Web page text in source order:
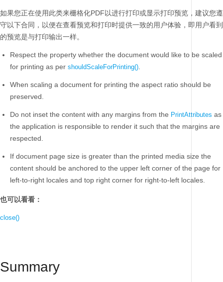
如果您正在使用此类来栅格化PDF以进行打印或显示打印预览，建议您遵
守以下合同，以便在查看预览和打印时提供一致的用户体验，即用户看到
的预览是与打印输出一样。
Respect the property whether the document would like to be scaled
for printing as per shouldScaleForPrinting()
When scaling a document for printing the aspect ratio should be
preserved.
Do not inset the content with any margins from the PrintAttributes as
the application is responsible to render it such that the margins are
respected.
If document page size is greater than the printed media size the
content should be anchored to the upper left corner of the page for
left-to-right locales and top right corner for right-to-left locales.
也可以看看：
close()
Summary